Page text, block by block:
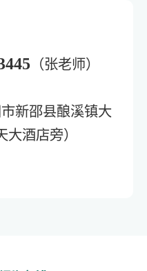
（张老师）
新邵县酿溪镇大
大酒店旁）